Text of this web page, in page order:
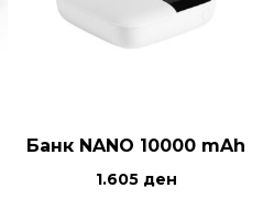
Банк NANO 10000 mAh
1.605 ден